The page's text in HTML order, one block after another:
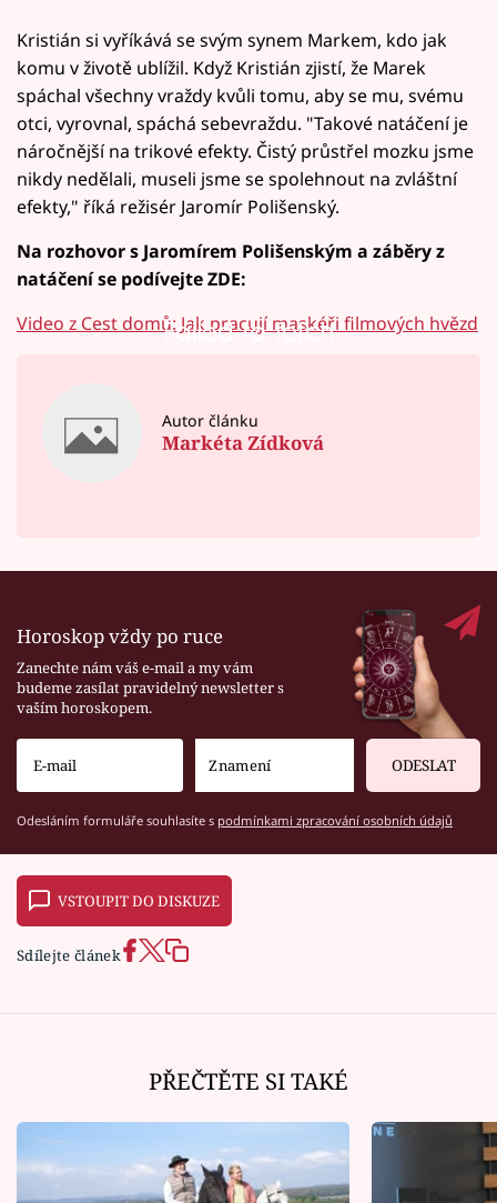
Kristián si vyříkává se svým synem Markem, kdo jak
komu v životě ublížil. Když Kristián zjistí, že Marek
spáchal všechny vraždy kvůli tomu, aby se mu, svému
otci, vyrovnal, spáchá sebevraždu. "Takové natáčení je
náročnější na trikové efekty. Čistý průstřel mozku jsme
nikdy nedělali, museli jsme se spolehnout na zvláštní
efekty," říká režisér Jaromír Polišenský.
Na rozhovor s Jaromírem Polišenským a záběry z
natáčení se podívejte ZDE:
Failed to fetch
Video z Cest domů: Jak pracují maskéři filmových hvězd
Autor článku
Markéta Zídková
Horoskop vždy po ruce
Zanechte nám váš e-mail a my vám
budeme zasílat pravidelný newsletter s
vaším horoskopem.
ODESLAT
Odesláním formuláře souhlasíte s podmínkami zpracování osobních údajů
VSTOUPIT DO DISKUZE
Sdílejte článek
PŘEČTĚTE SI TAKÉ